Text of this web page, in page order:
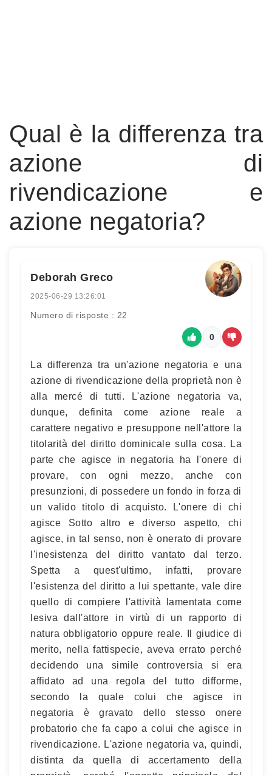
Qual è la differenza tra
azione di
rivendicazione e
azione negatoria?
Deborah Greco
2025-06-29 13:26:01
Numero di risposte : 22
0
La differenza tra un'azione negatoria e una
azione di rivendicazione della proprietà non è
alla mercé di tutti. L'azione negatoria va,
dunque, definita come azione reale a
carattere negativo e presuppone nell'attore la
titolarità del diritto dominicale sulla cosa. La
parte che agisce in negatoria ha l'onere di
provare, con ogni mezzo, anche con
presunzioni, di possedere un fondo in forza di
un valido titolo di acquisto. L'onere di chi
agisce Sotto altro e diverso aspetto, chi
agisce, in tal senso, non è onerato di provare
l'inesistenza del diritto vantato dal terzo.
Spetta a quest'ultimo, infatti, provare
l'esistenza del diritto a lui spettante, vale dire
quello di compiere l'attività lamentata come
lesiva dall'attore in virtù di un rapporto di
natura obbligatorio oppure reale. Il giudice di
merito, nella fattispecie, aveva errato perché
decidendo una simile controversia si era
affidato ad una regola del tutto difforme,
secondo la quale colui che agisce in
negatoria è gravato dello stesso onere
probatorio che fa capo a colui che agisce in
rivendicazione. L'azione negatoria va, quindi,
distinta da quella di accertamento della